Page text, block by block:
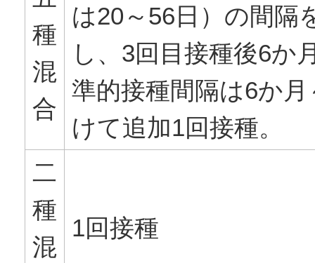
種
混
合
は20～56日）の間隔
し、3回目接種後6か
準的接種間隔は6か
けて追加1回接種。
二
種
混
1回接種